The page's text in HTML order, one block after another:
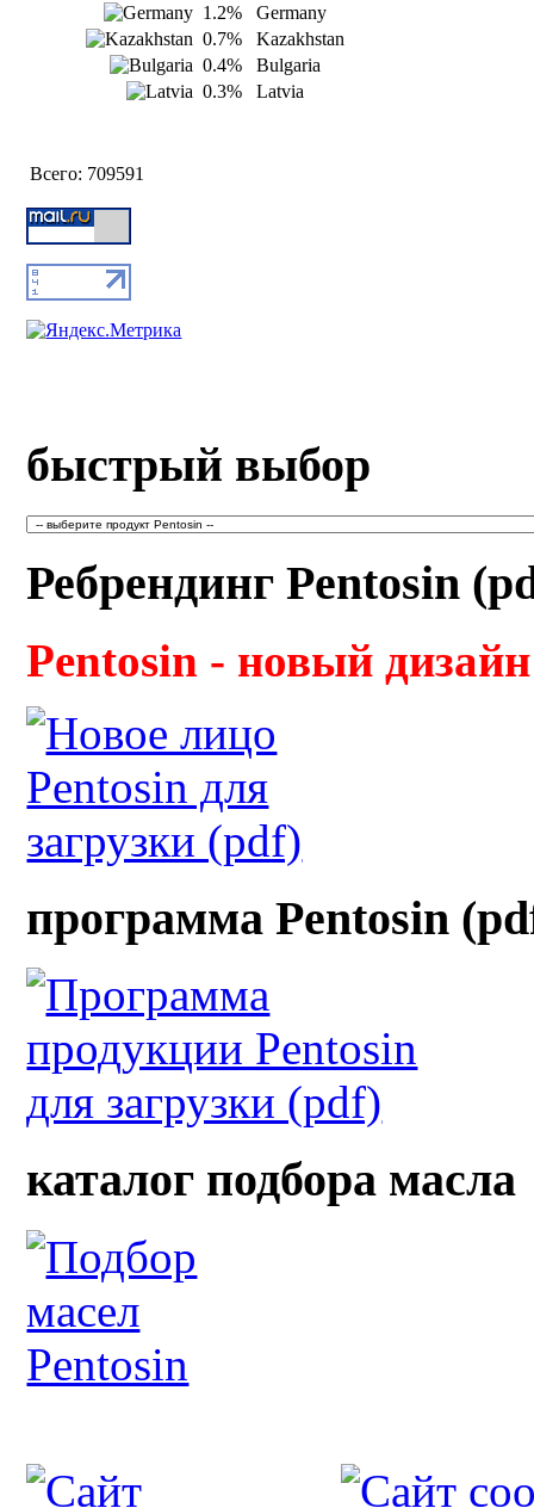
1.2%
Germany
0.7%
Kazakhstan
0.4%
Bulgaria
0.3%
Latvia
Всего: 709591
быстрый выбор
Ребрендинг Pentosin
Pentosin - новый дизайн
программа Pentosin
каталог подбора масла